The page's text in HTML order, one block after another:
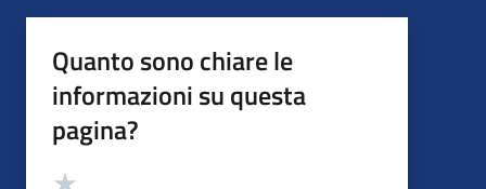
Quanto sono chiare le
informazioni su questa
pagina?
Valutazione